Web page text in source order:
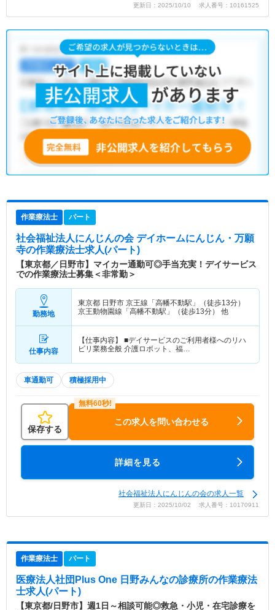
更新日：2025/10/10 求人番号：10161525
作業療法士 パート
社会福祉法人にんじんの会 デイホームにんじん・万願
寺の作業療法士求人(パート)
【東京都／日野市】マイカー通勤可◎手当充実！デイサービス
での作業療法士募集＜非常勤＞
勤務地
東京都 日野市 京王線「高幡不動駅」（徒歩13分）
京王動物園線「高幡不動駅」（徒歩13分） 他
仕事内容
【仕事内容】 ■デイサービスのご利用者様へのリハ
ビリ業務全般 介護ロボット、福…
車通勤可 積極採用中
保存する
この求人を問い合わせる
詳細を見る
社会福祉法人にんじんの会の求人一覧
更新日：2025/10/02 求人番号：10170911
作業療法士 パート
医療法人社団Plus One 日野みんなの診療所の作業療法
士求人(パート)
【東京都/日野市】週1日～相談可能◎救急・小児・在宅診療を